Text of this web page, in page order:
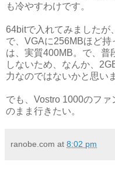
も冷やすわけです。
64bitで入れてみました
で、VGAに256MBほど
は、実質400MB。で、普
しないため、なんか、
力なのではないかと思い
でも、Vostro 1000のフ
のまま行きたい。
ranobe.com at 8:02 pm